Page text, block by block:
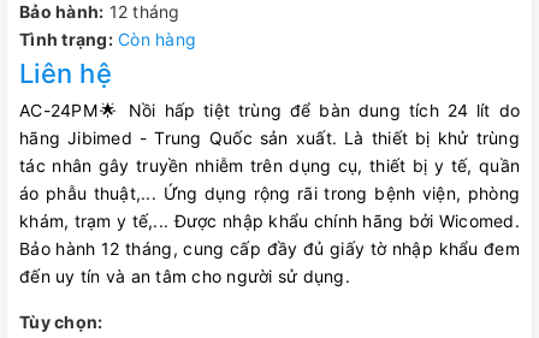
Bảo hành: 12 tháng
Tình trạng: Còn hàng
Liên hệ
AC-24PM🌟 Nồi hấp tiệt trùng để bàn dung tích 24 lít do
hãng Jibimed - Trung Quốc sản xuất. Là thiết bị khử trùng
tác nhân gây truyền nhiễm trên dụng cụ, thiết bị y tế, quần
áo phẫu thuật,... Ứng dụng rộng rãi trong bệnh viện, phòng
khám, trạm y tế,... Được nhập khẩu chính hãng bởi Wicomed.
Bảo hành 12 tháng, cung cấp đầy đủ giấy tờ nhập khẩu đem
đến uy tín và an tâm cho người sử dụng.
Tùy chọn: